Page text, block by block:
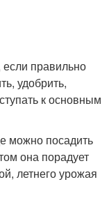
правильно
удобрить,
к основным
можно посадить
она порадует
летнего урожая